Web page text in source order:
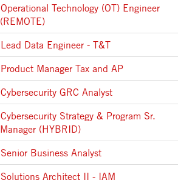
Operational Technology (OT) Engineer
(REMOTE)
Lead Data Engineer - T&T
Product Manager Tax and AP
Cybersecurity GRC Analyst
Cybersecurity Strategy & Program Sr.
Manager (HYBRID)
Senior Business Analyst
Solutions Architect II - IAM